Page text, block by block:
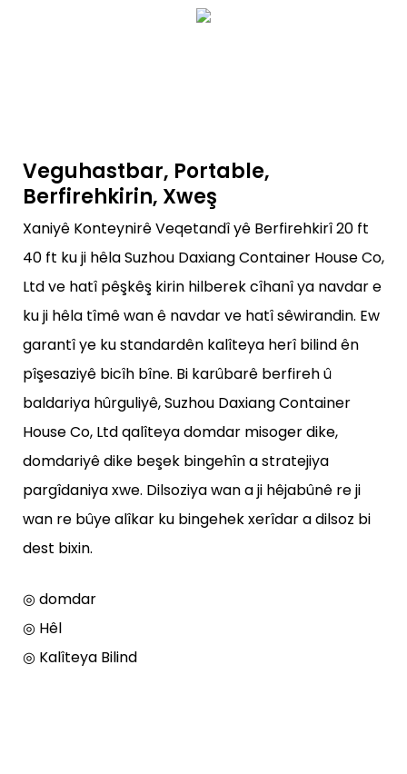
Veguhastbar, Portable,
Berfirehkirin, Xweş
Xaniyê Konteynirê Veqetandî yê Berfirehkirî 20 ft
40 ft ku ji hêla Suzhou Daxiang Container House Co,
Ltd ve hatî pêşkêş kirin hilberek cîhanî ya navdar e
ku ji hêla tîmê wan ê navdar ve hatî sêwirandin. Ew
garantî ye ku standardên kalîteya herî bilind ên
pîşesaziyê bicîh bîne. Bi karûbarê berfireh û
baldariya hûrguliyê, Suzhou Daxiang Container
House Co, Ltd qalîteya domdar misoger dike,
domdariyê dike beşek bingehîn a stratejiya
pargîdaniya xwe. Dilsoziya wan a ji hêjabûnê re ji
wan re bûye alîkar ku bingehek xerîdar a dilsoz bi
dest bixin.
◎ domdar
◎ Hêl
◎ Kalîteya Bilind